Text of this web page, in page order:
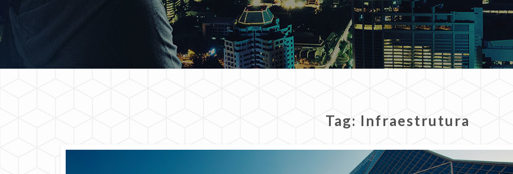
Tag: Infraestrutura